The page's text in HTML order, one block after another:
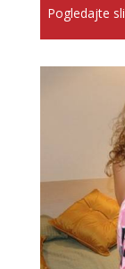
Pogledajte